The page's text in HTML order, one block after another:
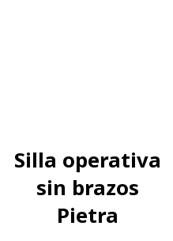
Silla operativa
sin brazos
Pietra